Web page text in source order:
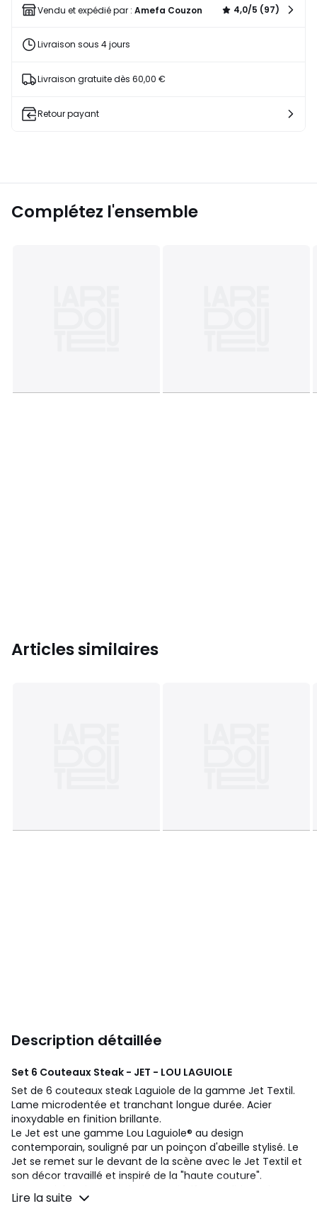
liste
Vendu et expédié par : Amefa Couzon 4,0/5 (97)
Livraison sous 4 jours
Livraison gratuite dès 60,00 €
Retour payant
Complétez l'ensemble
Articles similaires
Description détaillée
Set 6 Couteaux Steak - JET - LOU LAGUIOLE
Set de 6 couteaux steak Laguiole de la gamme Jet Textil.
Lame microdentée et tranchant longue durée. Acier
inoxydable en finition brillante.
Le Jet est une gamme Lou Laguiole® au design
contemporain, souligné par un poinçon d'abeille stylisé. Le
Jet se remet sur le devant de la scène avec le Jet Textil et
son décor travaillé et inspiré de la "haute couture".
Lou Laguiole® signe un design exclusif et traditionnel. Lou
Lire la suite